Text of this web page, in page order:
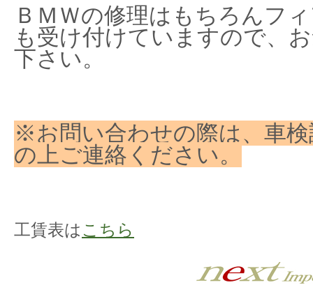
ＢＭＷの修理はもちろんフ
も受け付けていますので、
下さい。
※お問い合わせの際は、車
の上ご連絡ください。
工賃表は こちら